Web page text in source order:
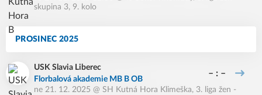
skupina 3, 9. kolo
PROSINEC 2025
USK Slavia Liberec
Florbalová akademie MB B OB
– : –
ne 21. 12. 2025 @ SH Kutná Hora Klimeška, 3. liga žen -